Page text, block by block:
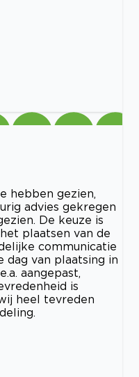
hebben gezien,
advies gekregen
De keuze is
plaatsen van de
communicatie
dag van plaatsing in
aangepast,
is
heel tevreden